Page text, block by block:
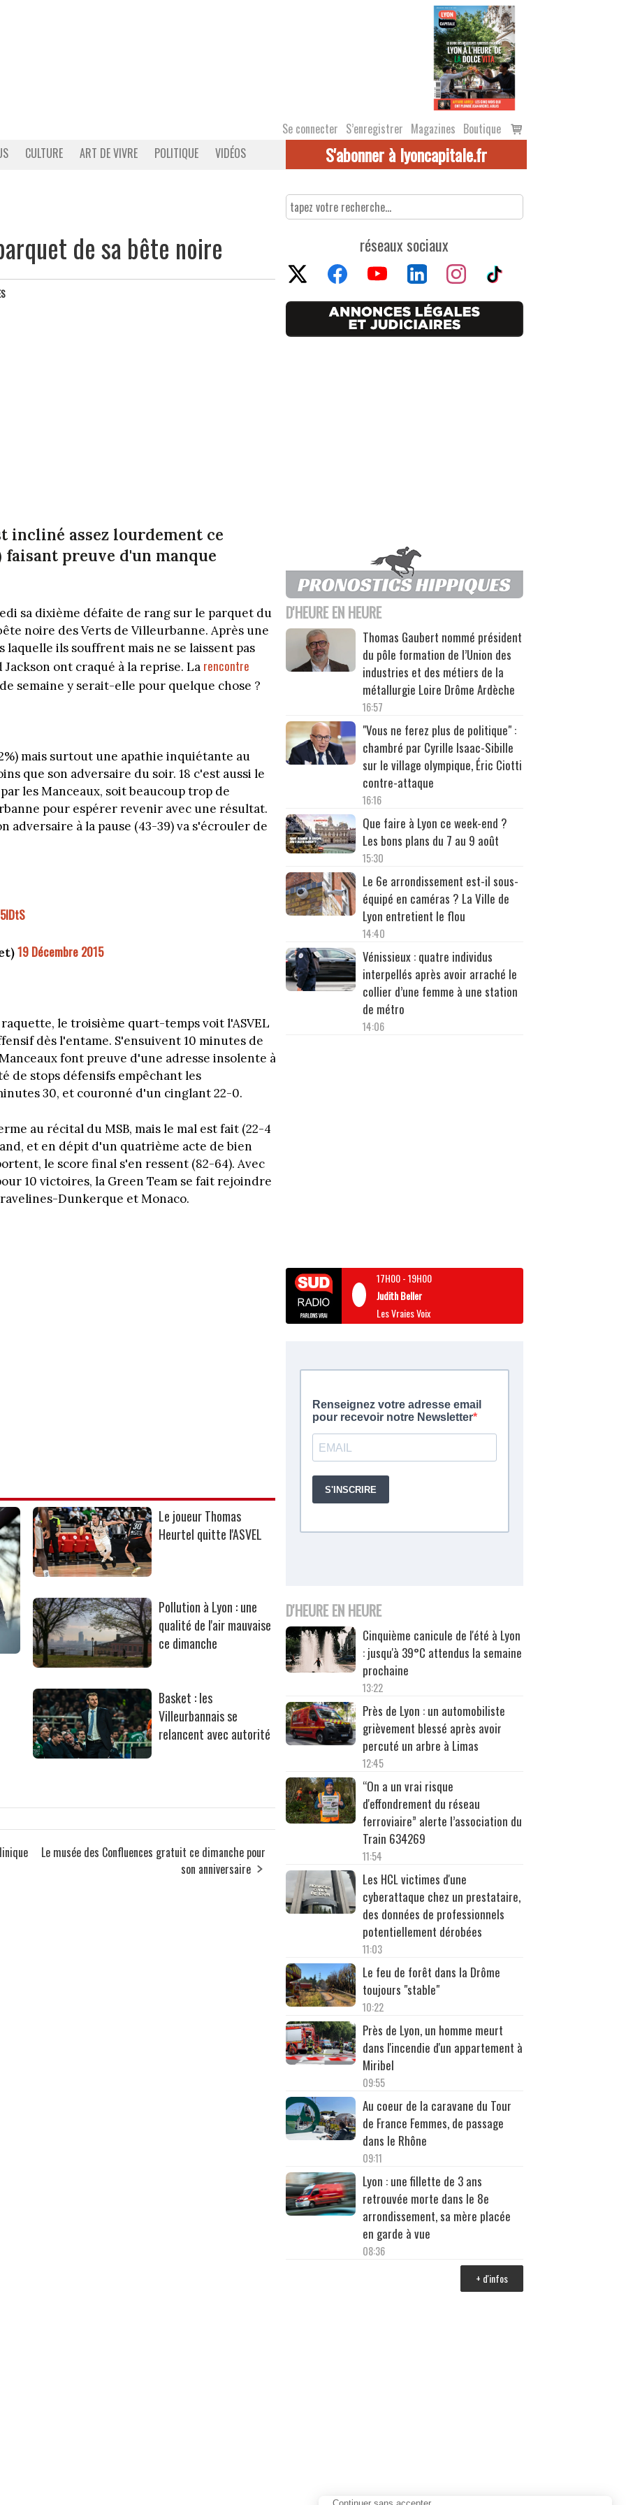
Se connecter S’enregistrer Magazines Boutique
Voir
le
CULTURE ART DE VIVRE POLITIQUE VIDÉOS S'abonner à lyoncapitale.fr
de sa bête noire
incliné assez lourdement ce
faisant preuve d'un manque
sa dixième défaite de rang sur le parquet du
noire des Verts de Villeurbanne. Après une
ils souffrent mais ne se laissent pas
ont craqué à la reprise. La rencontre
semaine y serait-elle pour quelque chose ?
mais surtout une apathie inquiétante au
que son adversaire du soir. 18 c'est aussi le
les Manceaux, soit beaucoup trop de
pour espérer revenir avec une résultat.
adversaire à la pause (43-39) va s'écrouler de
19 Décembre 2015
le troisième quart-temps voit l'ASVEL
dès l'entame. S'ensuivent 10 minutes de
font preuve d'une adresse insolente à
de stops défensifs empêchant les
30, et couronné d'un cinglant 22-0.
au récital du MSB, mais le mal est fait (22-4
et en dépit d'un quatrième acte de bien
le score final s'en ressent (82-64). Avec
10 victoires, la Green Team se fait rejoindre
Dunkerque et Monaco.
Le joueur Thomas
Heurtel quitte l'ASVEL
Pollution à Lyon : une
qualité de l'air mauvaise
ce dimanche
Basket : les
Villeurbannais se
relancent avec autorité
Le musée des Confluences gratuit ce dimanche pour
son anniversaire
réseaux sociaux
D'HEURE EN HEURE
Thomas Gaubert nommé président
du pôle formation de l’Union des
industries et des métiers de la
métallurgie Loire Drôme Ardèche
16:57
"Vous ne ferez plus de politique" :
chambré par Cyrille Isaac-Sibille
sur le village olympique, Éric Ciotti
contre-attaque
16:16
Que faire à Lyon ce week-end ?
Les bons plans du 7 au 9 août
15:30
Le 6e arrondissement est-il sous-
équipé en caméras ? La Ville de
Lyon entretient le flou
14:40
Vénissieux : quatre individus
interpellés après avoir arraché le
collier d’une femme à une station
de métro
14:06
17H00-19H00
Judith Beller
Les Vraies Voix
D'HEURE EN HEURE
Cinquième canicule de l'été à Lyon
: jusqu'à 39°C attendus la semaine
prochaine
13:22
Près de Lyon : un automobiliste
grièvement blessé après avoir
percuté un arbre à Limas
12:45
“On a un vrai risque
d'effondrement du réseau
ferroviaire” alerte l’association du
Train 634269
11:54
Les HCL victimes d'une
cyberattaque chez un prestataire,
des données de professionnels
potentiellement dérobées
11:03
Le feu de forêt dans la Drôme
toujours "stable"
10:22
Près de Lyon, un homme meurt
dans l'incendie d'un appartement à
Miribel
09:55
Au coeur de la caravane du Tour
de France Femmes, de passage
dans le Rhône
09:11
Lyon : une fillette de 3 ans
retrouvée morte dans le 8e
arrondissement, sa mère placée
en garde à vue
08:36
+ d'infos